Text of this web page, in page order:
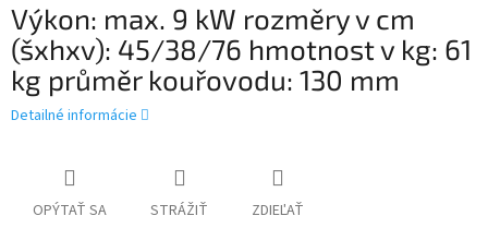
Výkon: max. 9 kW rozměry v cm
(šxhxv): 45/38/76 hmotnost v kg: 61
kg průměr kouřovodu: 130 mm
Detailné informácie
OPÝTAŤ SA STRÁŽIŤ ZDIEĽAŤ